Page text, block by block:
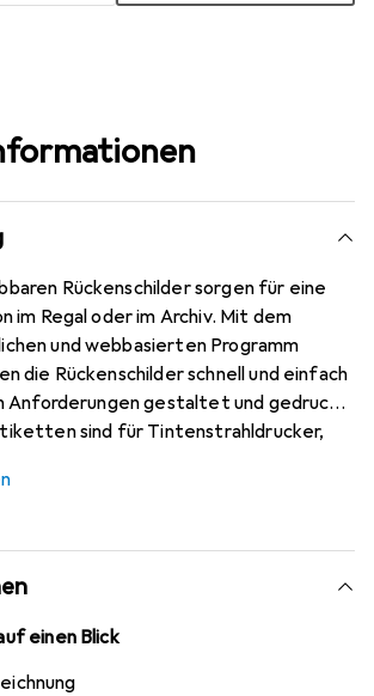
Rückenschilder sorgen für eine
im Regal oder im Archiv. Mit dem
und webbasierten Programm
die Rückenschilder schnell und einfach
Anforderungen gestaltet und gedruckt
sind für Tintenstrahldrucker,
für eine einfache Positionierung und
1050, 1060, 1067 und anderen
selbstklebenden Rückenschildern.
einen Blick